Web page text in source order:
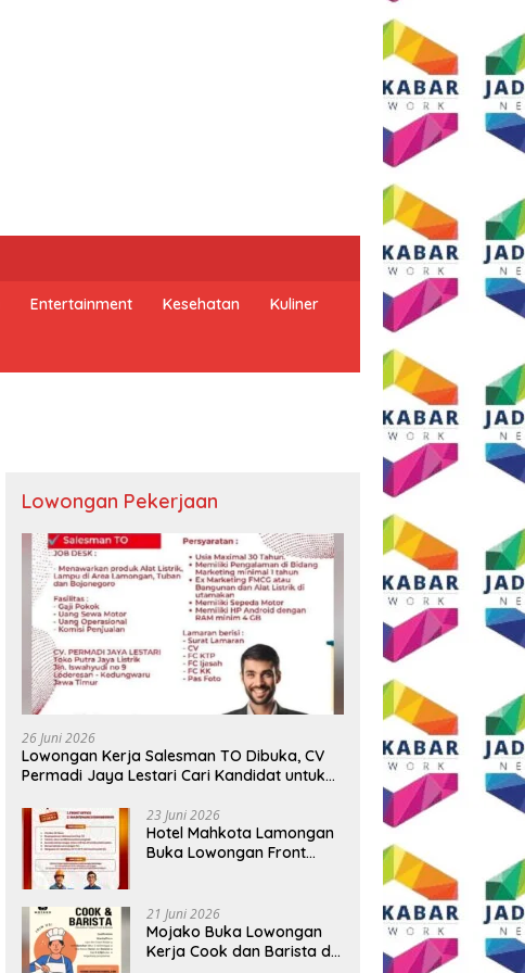
Entertainment Kesehatan Kuliner
Bukan Sekadar Ngopi, Presiden
LIRA Andi Syafrani
Konsolidasikan Kekuatan
Organisasi di Malang
Sambut HUT RI ke-81, Grand
Mercure Malang Mirama Gelar
Opening Ceremony Olimpiade
Agustusan 2026
Lowongan Pekerjaan
26 Juni 2026
Lowongan Kerja Salesman TO Dibuka, CV
Permadi Jaya Lestari Cari Kandidat untuk
23 Juni 2026
Hotel Mahkota Lamongan
Buka Lowongan Front
Syaratnya
21 Juni 2026
Mojako Buka Lowongan
Kerja Cook dan Barista di